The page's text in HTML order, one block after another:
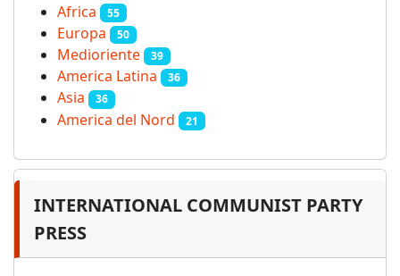
Africa 55
Europa 50
Medioriente 39
America Latina 36
Asia 36
America del Nord 21
INTERNATIONAL COMMUNIST PARTY
PRESS